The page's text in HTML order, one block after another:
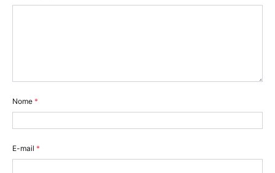
Nome *
E-mail *